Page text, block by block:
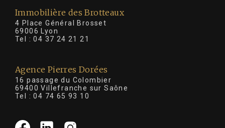
Immobilière des Brotteaux
4 Place Général Brosset
69006 Lyon
Tel :04 37 24 21 21
Agence Pierres Dorées
16 passage du Colombier
69400 Villefranche sur Saône
Tel :04 74 65 93 10